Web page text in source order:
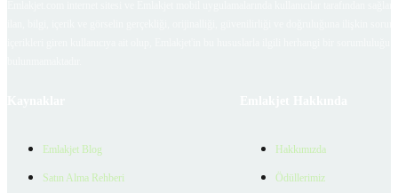
Emlakjet Blog
Satın Alma Rehberi
Hakkımızda
Ödüllerimiz